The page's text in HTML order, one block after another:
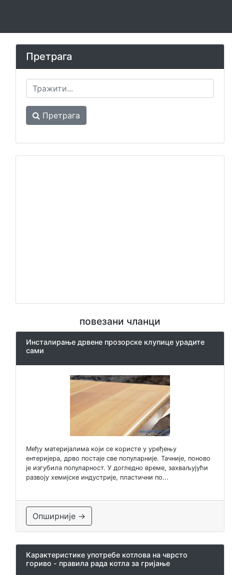
Претрага
Претрага
повезани чланци
Инсталирање дрвене прозорске клупице урадите
сами
Међу материјалима који се користе у уређењу
ентеријера, дрво постаје све популарније. Тачније, поново
је изгубила популарност. У догледно време, захваљујући
развоју хемијске индустрије, пластични по...
Опширније →
Карактеристике употребе котлова на чврсто
гориво - правила рада котла за гријање